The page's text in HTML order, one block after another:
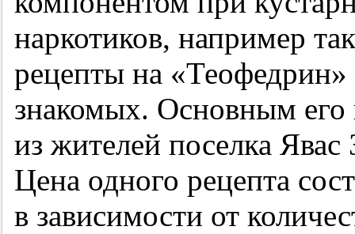
наркотиков, например
рецепты на «Теофедрин»
знакомых. Основным
из жителей поселка
Цена одного рецепта
в зависимости от